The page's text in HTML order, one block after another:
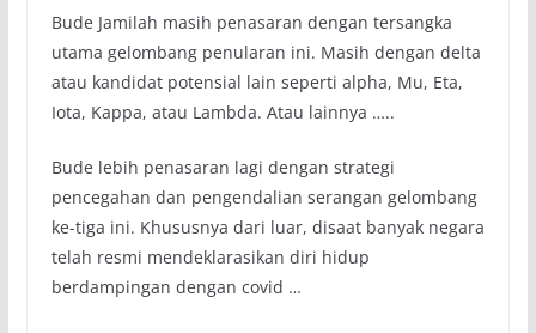
Bude Jamilah masih penasaran dengan tersangka
utama gelombang penularan ini. Masih dengan delta
atau kandidat potensial lain seperti alpha, Mu, Eta,
Iota, Kappa, atau Lambda. Atau lainnya …..
Bude lebih penasaran lagi dengan strategi
pencegahan dan pengendalian serangan gelombang
ke-tiga ini. Khususnya dari luar, disaat banyak negara
telah resmi mendeklarasikan diri hidup
berdampingan dengan covid …